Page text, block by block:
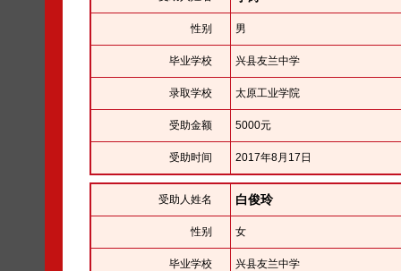
性别 男
毕业学校 兴县友兰中学
录取学校 太原工业学院
受助金额 5000元
受助时间 2017年8月17日
受助人姓名 白俊玲
性别 女
毕业学校 兴县友兰中学